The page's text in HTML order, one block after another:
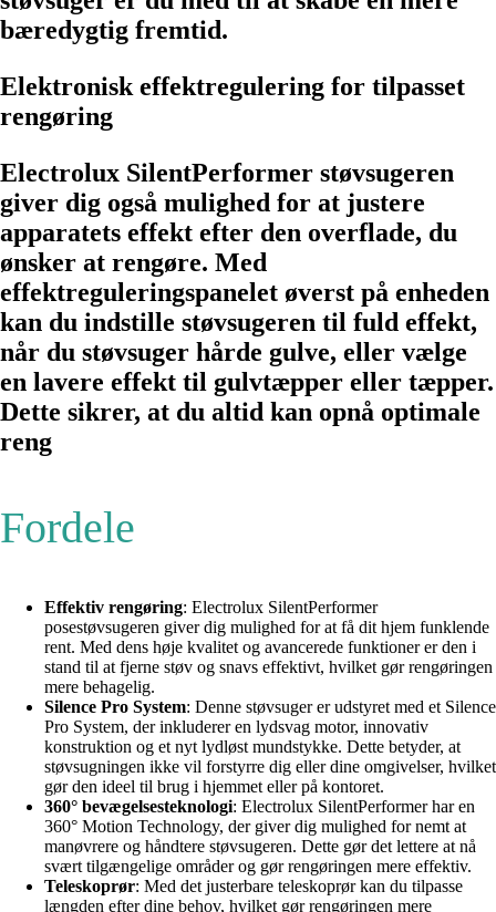
bæredygtig fremtid.
Elektronisk effektregulering for tilpasset
rengøring
Electrolux SilentPerformer støvsugeren
giver dig også mulighed for at justere
apparatets effekt efter den overflade, du
ønsker at rengøre. Med
effektreguleringspanelet øverst på enheden
kan du indstille støvsugeren til fuld effekt,
når du støvsuger hårde gulve, eller vælge
en lavere effekt til gulvtæpper eller tæpper.
Dette sikrer, at du altid kan opnå optimale
reng
Fordele
Effektiv rengøring: Electrolux SilentPerformer
posestøvsugeren giver dig mulighed for at få dit hjem funklende
rent. Med dens høje kvalitet og avancerede funktioner er den i
stand til at fjerne støv og snavs effektivt, hvilket gør rengøringen
mere behagelig.
Silence Pro System: Denne støvsuger er udstyret med et Silence
Pro System, der inkluderer en lydsvag motor, innovativ
konstruktion og et nyt lydløst mundstykke. Dette betyder, at
støvsugningen ikke vil forstyrre dig eller dine omgivelser, hvilket
gør den ideel til brug i hjemmet eller på kontoret.
360° bevægelsesteknologi: Electrolux SilentPerformer har en
360° Motion Technology, der giver dig mulighed for nemt at
manøvrere og håndtere støvsugeren. Dette gør det lettere at nå
svært tilgængelige områder og gør rengøringen mere effektiv.
Teleskoprør: Med det justerbare teleskoprør kan du tilpasse
længden efter dine behov, hvilket gør rengøringen mere